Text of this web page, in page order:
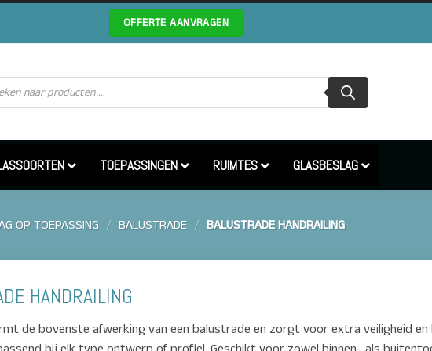
OFFERTE AANVRAGEN
TOEPASSINGEN RUIMTES GLASBESLAG
OP TOEPASSING / BALUSTRADE / BALUSTRADE HANDRAILING
HANDRAILING
de bovenste afwerking van een balustrade en zorgt voor extra veiligheid